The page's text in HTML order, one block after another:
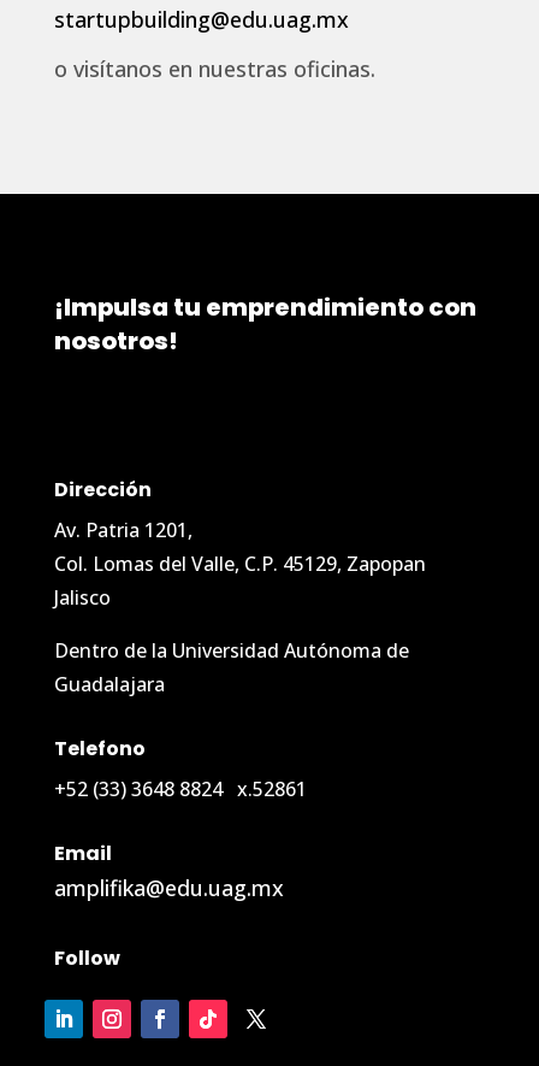
startupbuilding@edu.uag.mx
o visítanos en nuestras oficinas.
¡Impulsa tu emprendimiento con
nosotros!
Dirección
Av. Patria 1201,
Col. Lomas del Valle, C.P. 45129, Zapopan
Jalisco
Dentro de la Universidad Autónoma de
Guadalajara
Telefono
+52 (33) 3648 8824x.52861
Email
amplifika@edu.uag.mx
Follow